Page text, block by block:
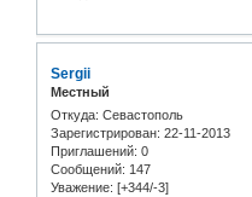
Sergii
Местный
Откуда: Севастополь
Зарегистрирован: 22-11-2013
Приглашений: 0
Сообщений: 147
Уважение: [+344/-3]